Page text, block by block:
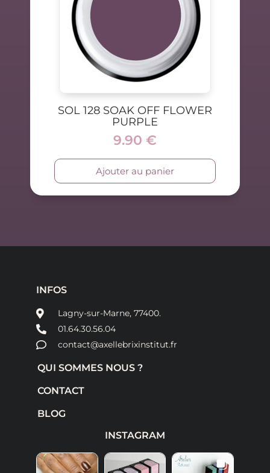
SOL 128 SOAK OFF FLOWER
PURPLE
9.90 €
Ajouter au panier
INFOS
Lagny-sur-Marne, 77400.
01.64.30.56.04
contact@axellebrixinstitut.fr
QUI SOMMES NOUS ?
CONTACT
BLOG
INSTAGRAM